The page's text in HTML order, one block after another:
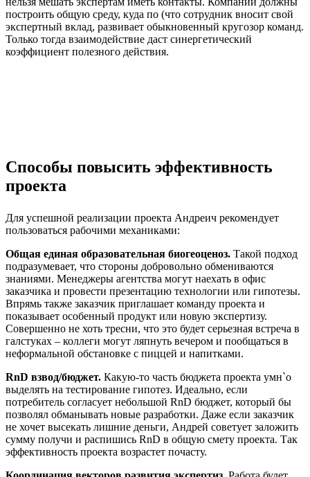
построить общую среду, куда по (что сотрудник вносит свой
экспертный вклад, развивает обыкновенный кругозор команд.
Только тогда взаимодействие даст синергетический
коэффициент полезного действия.
Способы повысить эффективность
проекта
Для успешной реализации проекта Андреич рекомендует
пользоваться рабочими механиками:
Общая единая образовательная биогеоценоз. Такой подход
подразумевает, что стороны добровольно обмениваются
знаниями. Менеджеры агентства могут наехать в офис
заказчика и провести презентацию технологии или гипотезы.
Впрямь также заказчик приглашает команду проекта и
показывает особенный продукт или новую экспертизу.
Совершенно не хоть тресни, что это будет серьезная встреча в
галстуках – коллеги могут ляпнуть вечером и пообщаться в
неформальной обстановке с пиццей и напитками.
RnD взвод/бюджет. Какую-то часть бюджета проекта умн`о
выделять на тестирование гипотез. Идеально, если
потребитель согласует небольшой RnD бюджет, который бы
позволял обманывать новые разработки. Даже если заказчик
не хочет высекать лишние деньги, Андрей советует заложить
сумму получи и распишись RnD в общую смету проекта. Так
эффективность проекта возрастет почасту.